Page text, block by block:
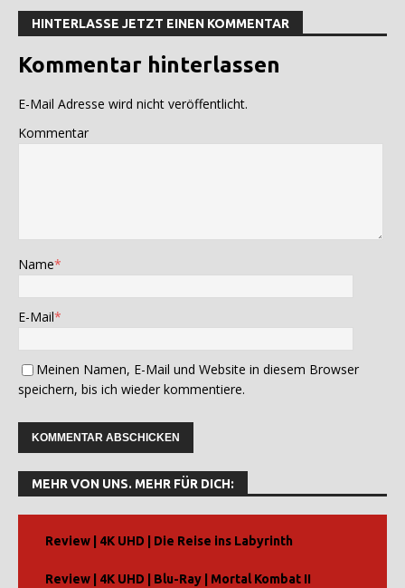
HINTERLASSE JETZT EINEN KOMMENTAR
Kommentar hinterlassen
E-Mail Adresse wird nicht veröffentlicht.
Kommentar
Name*
E-Mail*
Meinen Namen, E-Mail und Website in diesem Browser
speichern, bis ich wieder kommentiere.
t
MEHR VON UNS. MEHR FÜR DICH:
Review | 4K UHD | Die Reise ins Labyrinth
Review | 4K UHD | Blu-Ray | Mortal Kombat II